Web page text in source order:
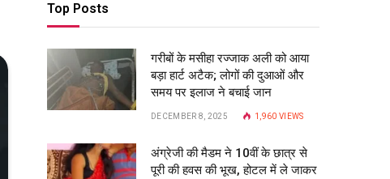
Top Posts
गरीबों के मसीहा रज्‍जाक अली को आया
बड़ा हार्ट अटैक; लोगों की दुआओं और
समय पर इलाज ने बचाई जान
DECEMBER 8, 2025 1,960 VIEWS
अंग्रेजी की मैडम ने 10वीं के छात्र से
पूरी की हवस की भूख, होटल में ले जाकर